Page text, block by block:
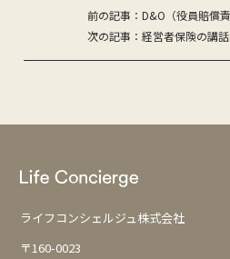
投
稿
ゲ
シ
ョ
前の記事：D&O（役員賠償
次の記事：経営者保険の講
ライフコンシェルジュ株式会社
〒160-0023